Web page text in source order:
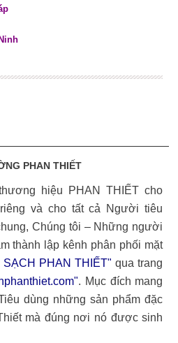
PHAN THIẾT
hiệu PHAN THIẾT cho
và cho tất cả Người tiêu
Chúng tôi – Những người
thành lập kênh phân phối mặt
PHAN THIẾT" qua trang
". Mục đích mang
dùng những sản phẩm đặc
mà đúng nơi nó được sinh